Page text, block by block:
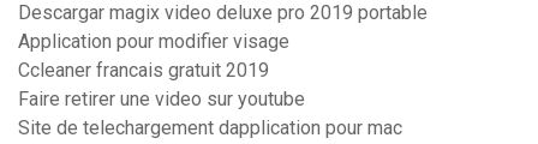
Descargar magix video deluxe pro 2019 portable
Application pour modifier visage
Ccleaner francais gratuit 2019
Faire retirer une video sur youtube
Site de telechargement dapplication pour mac